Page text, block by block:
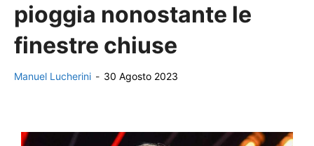
pioggia nonostante le
finestre chiuse
Manuel Lucherini - 30 Agosto 2023